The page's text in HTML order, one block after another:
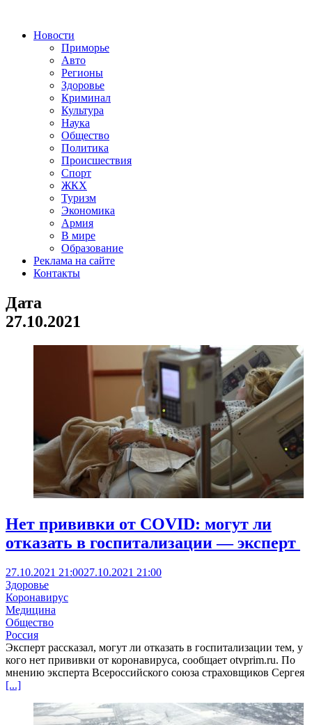
Новости
Приморье
Авто
Регионы
Здоровье
Криминал
Культура
Наука
Общество
Политика
Происшествия
Спорт
ЖКХ
Туризм
Экономика
Армия
В мире
Образование
Реклама на сайте
Контакты
Дата
27.10.2021
Нет прививки от COVID: могут ли
отказать в госпитализации — эксперт
27.10.2021 21:0027.10.2021 21:00
Здоровье
Коронавирус
Медицина
Общество
Россия
Эксперт рассказал, могут ли отказать в госпитализации тем, у
кого нет прививки от коронавируса, сообщает otvprim.ru. По
мнению эксперта Всероссийского союза страховщиков Сергея
[...]